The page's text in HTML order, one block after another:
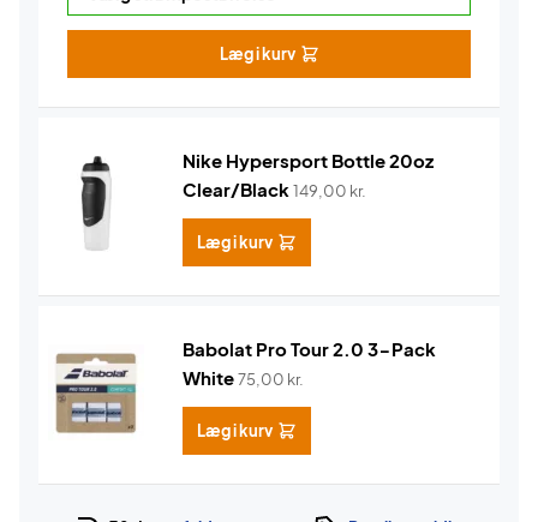
Læg i kurv
Nike Hypersport Bottle 20oz
Clear/Black149,00 kr.
Læg i kurv
Babolat Pro Tour 2.0 3-Pack
White75,00 kr.
Læg i kurv